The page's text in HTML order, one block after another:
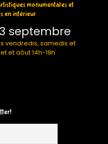
monumentales et
en intérieur
septembre
vendredis, samedis et
et aôut 14h-19h